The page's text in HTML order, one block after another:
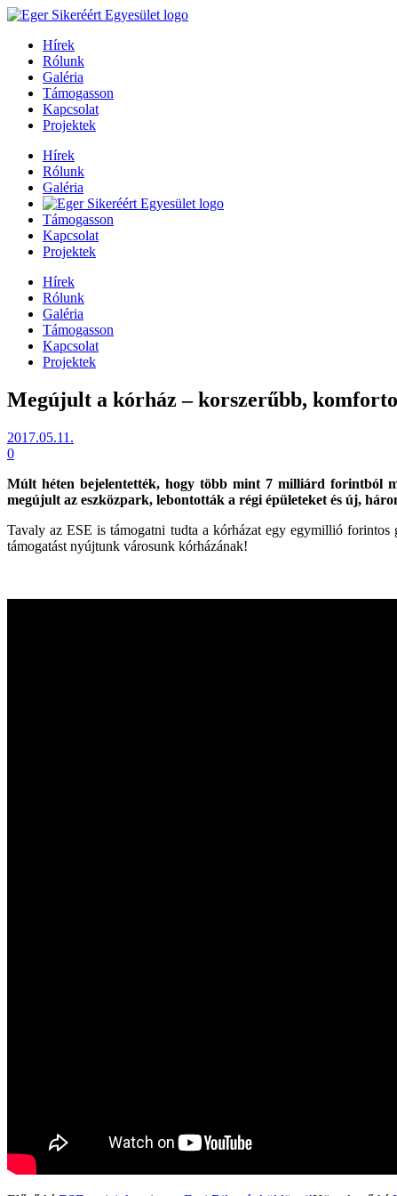
Hírek
Rólunk
Galéria
Támogasson
Kapcsolat
Projektek
Hírek
Rólunk
Galéria
Támogasson
Kapcsolat
Projektek
Hírek
Rólunk
Galéria
Támogasson
Kapcsolat
Projektek
Megújult a kórház – korszerűbb,
2017.05.11.
0
Múlt héten bejelentették, hogytöbb mint 7 milliárd forintból
megújult az eszközpark, lebontották a régi épületeket és új,
Tavaly az ESE is támogatni tudta a kórházat egy egymillió forintos
támogatást nyújtunk városunk kórházának!